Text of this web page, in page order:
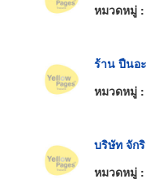
หมวดหมู่ :
ร้าน ปืนอ
หมวดหมู่ :
บริษัท จัก
หมวดหมู่ :